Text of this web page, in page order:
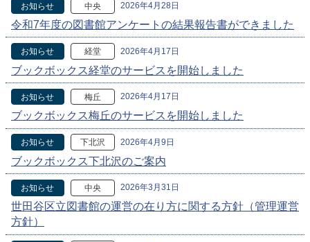
お知らせ 中央 2026年4月28日
令和7年度の図書館アンケートの結果報告書ができました
お知らせ 経堂 2026年4月17日
ブックボックス経堂のサービスを開始しました
お知らせ 梅丘 2026年4月17日
ブックボックス梅丘のサービスを開始しました
お知らせ 下北沢 2026年4月9日
ブックボックス下北沢のご案内
お知らせ 中央 2026年3月31日
世田谷区立図書館の運営の在り方に関する方針（管理運営
方針）